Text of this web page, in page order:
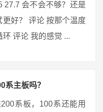
27.7 会不会不够？还是
好？ 评论 按那个温度
评论 我的感觉 ...
系主板吗？
系板，100系还能用